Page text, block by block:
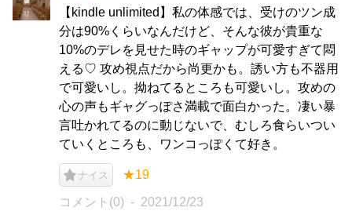
【kindle unlimited】私の体感では、受けのツン成
分は90%くらいなんだけど、そんな彼が貴重な
10%のデレを見せた時のギャップが可愛すぎて悶
える♡ 攻め視点だから尚更かも。誘い方も不器用
で可愛いし。拗ねてるところも可愛いし。攻めの
心の声もギャグっぽさ満載で面白かった。凄い暴
言吐かれてるのに動じないで、むしろ食らいつい
ていくところも、ワンコっぽくて好き。
ナイス ★19
コメント(0) 2021/12/23